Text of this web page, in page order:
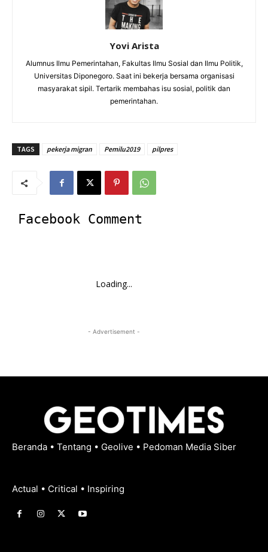
Yovi Arista
Alumnus Ilmu Pemerintahan, Fakultas Ilmu Sosial dan Ilmu Politik,
Universitas Diponegoro. Saat ini bekerja bersama organisasi
masyarakat sipil. Tertarik membahas isu sosial, politik dan
pemerintahan.
TAGS pekerja migran Pemilu2019 pilpres
Facebook Comment
Loading...
- Advertisement -
Beranda • Tentang • Geolive • Pedoman Media Siber
Actual • Critical • Inspiring